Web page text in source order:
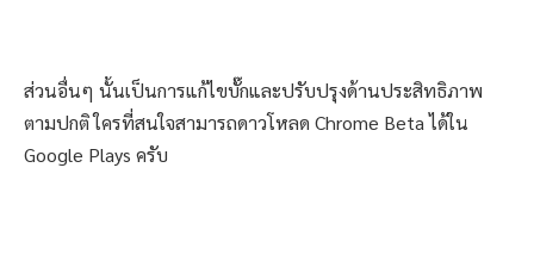
ส่วนอื่นๆ นั้นเป็นการแก้ไขบั๊กและปรับปรุงด้านประสิทธิภาพ
ตามปกติ ใครที่สนใจสามารถดาวโหลด Chrome Beta ได้ใน
Google Plays ครับ